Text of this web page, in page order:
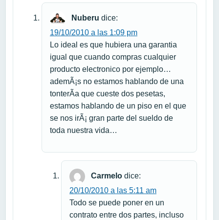
Nuberu dice:
19/10/2010 a las 1:09 pm
Lo ideal es que hubiera una garantia
igual que cuando compras cualquier
producto electronico por ejemplo…
ademÃ¡s no estamos hablando de una
tonterÃ­a que cueste dos pesetas,
estamos hablando de un piso en el que
se nos irÃ¡ gran parte del sueldo de
toda nuestra vida…
Carmelo dice:
20/10/2010 a las 5:11 am
Todo se puede poner en un
contrato entre dos partes, incluso